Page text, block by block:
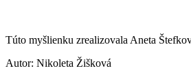
Túto myšlienku zrealizovala Aneta
Autor: Nikoleta Žišková